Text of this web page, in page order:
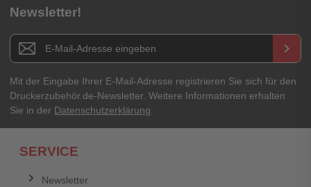
Titel**
E-Mail-Adresse
Ihr Passwort
Newsletter!
Newsletter E-Mail Adresse keyboard_arrow_right
Mit der Eingabe Ihrer E-Mail-Adresse registrieren Sie sich für den
Druckerzubehör.de-Newsletter. Weitere Informationen erhalten
Sie in der Datenschutzerklärung.
SERVICE
Newsletter